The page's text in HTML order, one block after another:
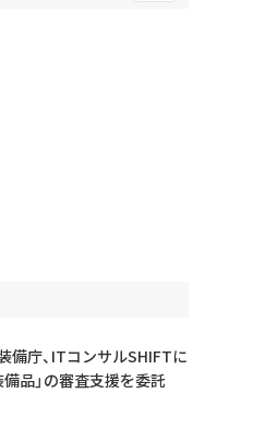
備庁、ITコンサルSHIFTに
備品」の審査支援を委託